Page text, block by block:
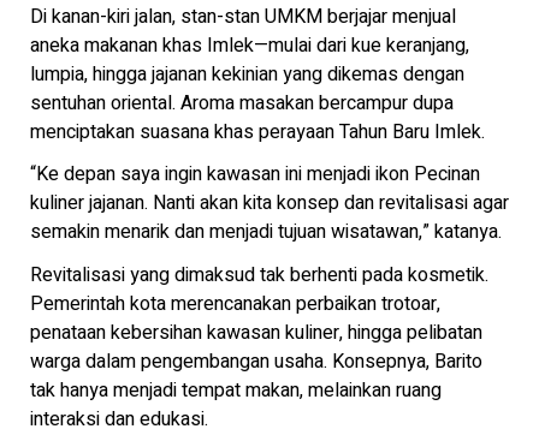
Di kanan-kiri jalan, stan-stan UMKM berjajar menjual
aneka makanan khas Imlek—mulai dari kue keranjang,
lumpia, hingga jajanan kekinian yang dikemas dengan
sentuhan oriental. Aroma masakan bercampur dupa
menciptakan suasana khas perayaan Tahun Baru Imlek.
“Ke depan saya ingin kawasan ini menjadi ikon Pecinan
kuliner jajanan. Nanti akan kita konsep dan revitalisasi agar
semakin menarik dan menjadi tujuan wisatawan,” katanya.
Revitalisasi yang dimaksud tak berhenti pada kosmetik.
Pemerintah kota merencanakan perbaikan trotoar,
penataan kebersihan kawasan kuliner, hingga pelibatan
warga dalam pengembangan usaha. Konsepnya, Barito
tak hanya menjadi tempat makan, melainkan ruang
interaksi dan edukasi.